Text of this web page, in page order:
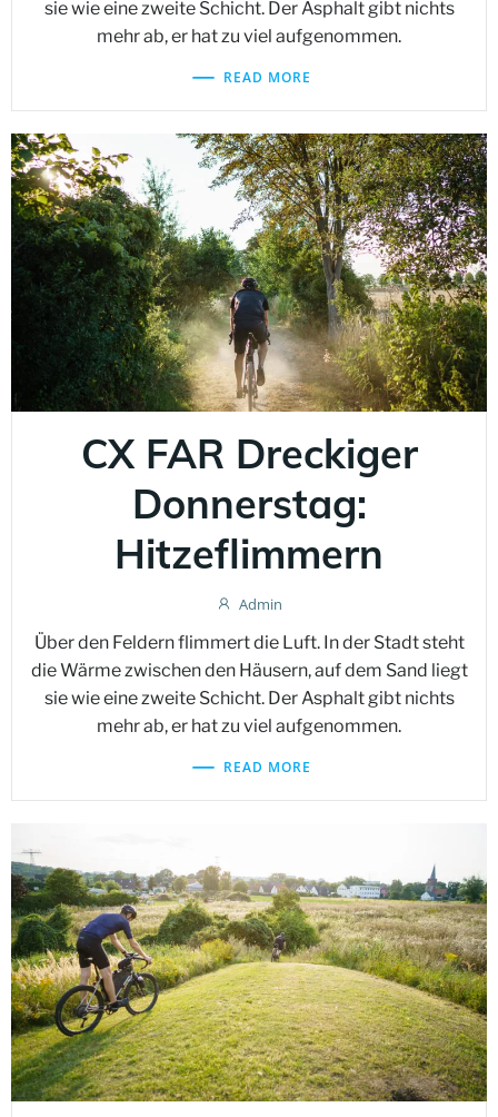
sie wie eine zweite Schicht. Der Asphalt gibt nichts
mehr ab, er hat zu viel aufgenommen.
READ MORE
CX FAR Dreckiger
Donnerstag:
Hitzeflimmern
Admin
Über den Feldern flimmert die Luft. In der Stadt steht
die Wärme zwischen den Häusern, auf dem Sand liegt
sie wie eine zweite Schicht. Der Asphalt gibt nichts
mehr ab, er hat zu viel aufgenommen.
READ MORE